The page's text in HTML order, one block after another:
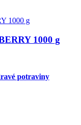
1000 g
potraviny